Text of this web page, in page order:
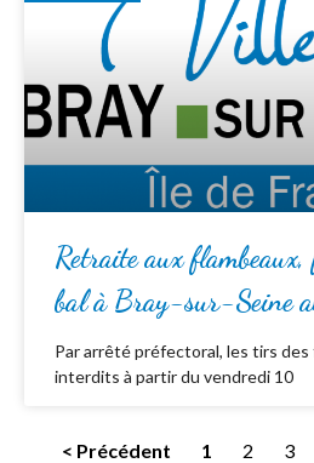
Retraite aux
bal à Bray-sur-Seine
Par arrêté préfectoral, les tirs des
interdits à partir du vendredi 10
< Précédent 1 2 3